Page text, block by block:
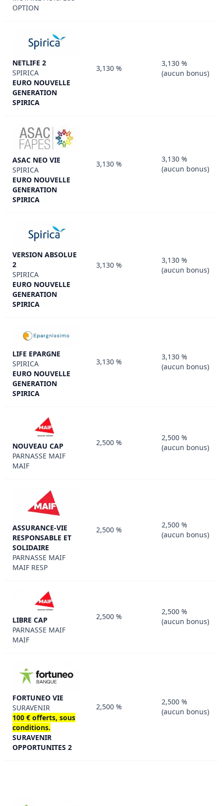
OPTION
NETLIFE 2
SPIRICA
EURO NOUVELLE
GENERATION
SPIRICA
3,130 %
3,130 %
(aucun bonus)
ASAC NEO VIE
SPIRICA
EURO NOUVELLE
GENERATION
SPIRICA
3,130 %
3,130 %
(aucun bonus)
VERSION ABSOLUE
2
SPIRICA
EURO NOUVELLE
GENERATION
SPIRICA
3,130 %
3,130 %
(aucun bonus)
LIFE EPARGNE
SPIRICA
EURO NOUVELLE
GENERATION
SPIRICA
3,130 %
3,130 %
(aucun bonus)
NOUVEAU CAP
PARNASSE MAIF
MAIF
2,500 %
2,500 %
(aucun bonus)
ASSURANCE-VIE
RESPONSABLE ET
SOLIDAIRE
PARNASSE MAIF
MAIF RESP
2,500 %
2,500 %
(aucun bonus)
LIBRE CAP
PARNASSE MAIF
MAIF
2,500 %
2,500 %
(aucun bonus)
FORTUNEO VIE
SURAVENIR
100 € offerts, sous
conditions.
SURAVENIR
OPPORTUNITES 2
2,500 %
2,500 %
(aucun bonus)